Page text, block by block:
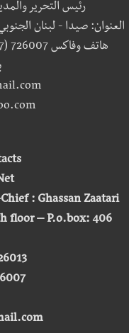
رئيس التحرير
العنوان: صيدا - لبنان
هاتف وفاكس 726007 (7) 00961 - خليوي 226013 (3) 00961
: Ghassan Zaatari
floor – P.o.box: 406